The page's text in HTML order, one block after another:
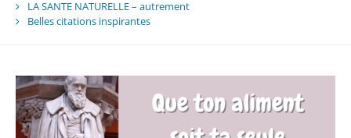
LA SANTE NATURELLE – autrement
Belles citations inspirantes